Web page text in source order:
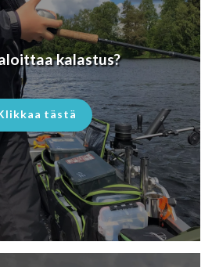
kalastus?
tästä